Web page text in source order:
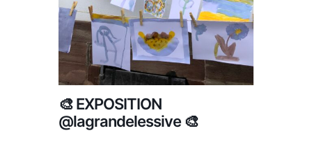
🎨 EXPOSITION
@lagrandelessive 🎨